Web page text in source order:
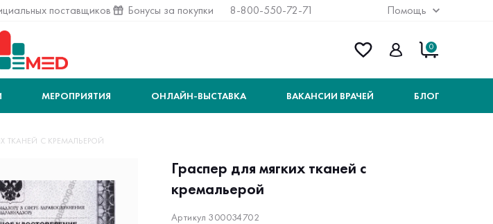
поставщиков Бонусы за покупки 8-800-550-72-71 Помощь
0
МЕРОПРИЯТИЯ ОНЛАЙН-ВЫСТАВКА ВАКАНСИИ ВРАЧЕЙ БЛОГ
ТКАНЕЙ С КРЕМАЛЬЕРОЙ
Граспер для мягких тканей с
кремальерой
Артикул 300034702